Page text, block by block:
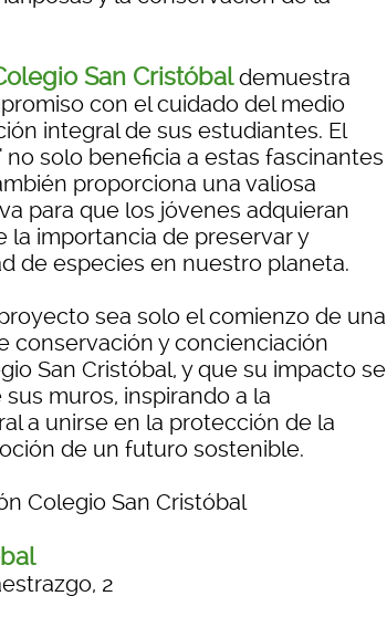
San Cristóbaldemuestra
con el cuidado del medio
integral de sus estudiantes. El
no solo beneficia a estas fascinantes
proporciona una valiosa
para que los jóvenes adquieran
la importancia de preservar y
de especies en nuestro planeta.
sea solo el comienzo de una
conservación y concienciación
San Cristóbal, y que su impacto se
muros, inspirando a la
a unirse en la protección de la
de un futuro sostenible.
Colegio San Cristóbal
2